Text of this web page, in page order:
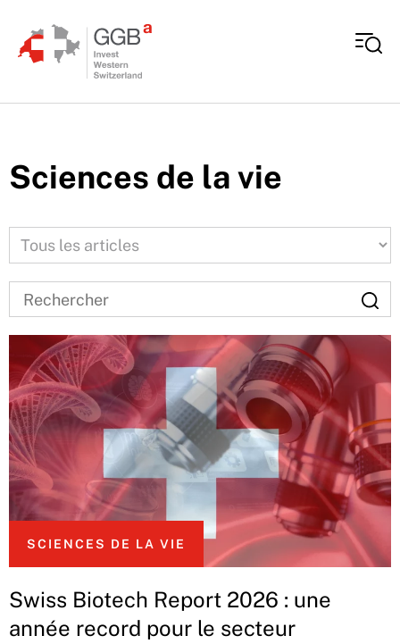
Sciences de la vie
SCIENCES DE LA VIE
Swiss Biotech Report 2026 : une
année record pour le secteur